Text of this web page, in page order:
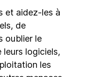
et aidez-les à
de
oublier le
leurs logiciels,
les